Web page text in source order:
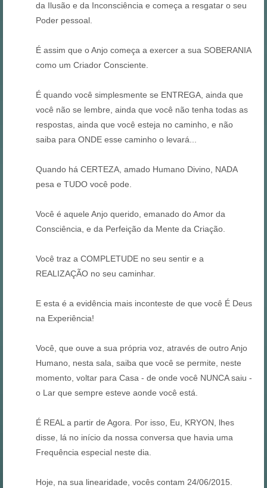
da Ilusão e da Inconsciência e começa a resgatar o seu
Poder pessoal.
É assim que o Anjo começa a exercer a sua SOBERANIA
como um Criador Consciente.
É quando você simplesmente se ENTREGA, ainda que
você não se lembre, ainda que você não tenha todas as
respostas, ainda que você esteja no caminho, e não
saiba para ONDE esse caminho o levará...
Quando há CERTEZA, amado Humano Divino, NADA
pesa e TUDO você pode.
Você é aquele Anjo querido, emanado do Amor da
Consciência, e da Perfeição da Mente da Criação.
Você traz a COMPLETUDE no seu sentir e a
REALIZAÇÃO no seu caminhar.
E esta é a evidência mais inconteste de que você É Deus
na Experiência!
Você, que ouve a sua própria voz, através de outro Anjo
Humano, nesta sala, saiba que você se permite, neste
momento, voltar para Casa - de onde você NUNCA saiu -
o Lar que sempre esteve aonde você está.
É REAL a partir de Agora. Por isso, Eu, KRYON, lhes
disse, lá no início da nossa conversa que havia uma
Frequência especial neste dia.
Hoje, na sua linearidade, vocês contam 24/06/2015.